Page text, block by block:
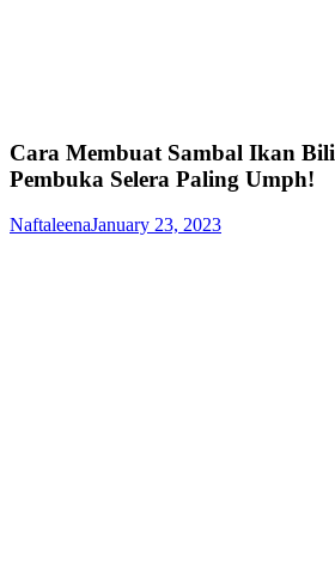
Cara Membuat Sambal Ikan
Pembuka Selera Paling Umph!
NaftaleenaJanuary 23, 2023